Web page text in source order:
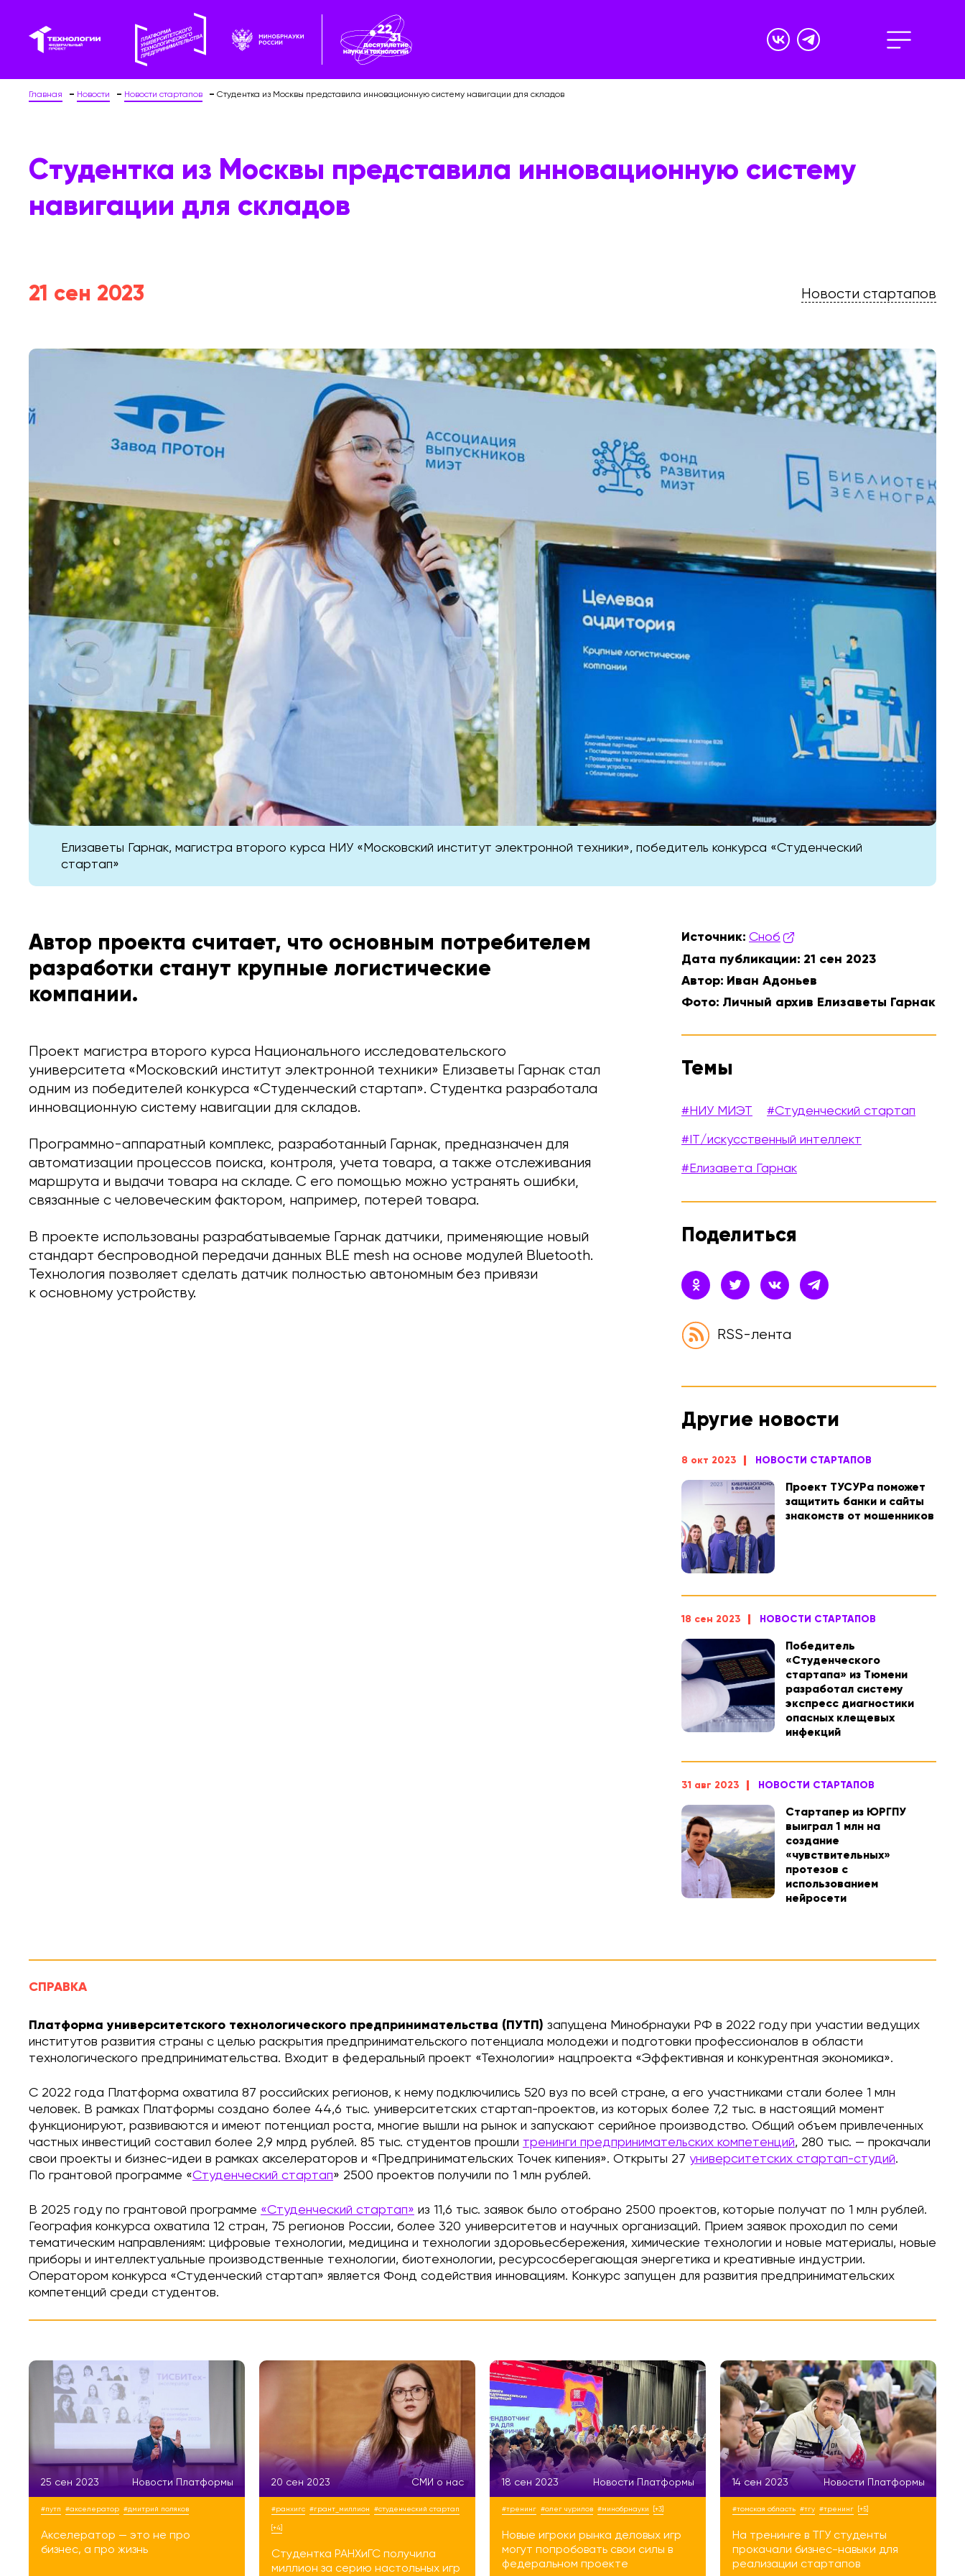
Главная Новости Новости стартапов Студентка из Москвы представила инновационную систему навигации для складов
Студентка из Москвы представила инновационную систему
навигации для складов
21 сен 2023 Новости стартапов
Елизаветы Гарнак, магистра второго курса НИУ «Московский институт электронной техники», победитель конкурса «Студенческий
стартап»
Автор проекта считает, что основным потребителем
разработки станут крупные логистические
компании.
Проект магистра второго курса Национального исследовательского
университета «Московский институт электронной техники» Елизаветы Гарнак стал
одним из победителей конкурса «Студенческий стартап». Студентка разработала
инновационную систему навигации для складов.
Программно-аппаратный комплекс, разработанный Гарнак, предназначен для
автоматизации процессов поиска, контроля, учета товара, а также отслеживания
маршрута и выдачи товара на складе. С его помощью можно устранять ошибки,
связанные с человеческим фактором, например, потерей товара.
В проекте использованы разрабатываемые Гарнак датчики, применяющие новый
стандарт беспроводной передачи данных BLE mesh на основе модулей Bluetooth.
Технология позволяет сделать датчик полностью автономным без привязи
к основному устройству.
Источник: Сноб
Дата публикации: 21 сен 2023
Автор: Иван Адоньев
Фото: Личный архив Елизаветы Гарнак
Темы
#НИУ МИЭТ #Студенческий стартап
#IT/искусственный интеллект
#Елизавета Гарнак
Поделиться
RSS-лента
Другие новости
8 окт 2023 НОВОСТИ СТАРТАПОВ
Проект ТУСУРа поможет
защитить банки и сайты
знакомств от мошенников
18 сен 2023 НОВОСТИ СТАРТАПОВ
Победитель
«Студенческого
стартапа» из Тюмени
разработал систему
экспресс диагностики
опасных клещевых
инфекций
31 авг 2023 НОВОСТИ СТАРТАПОВ
Стартапер из ЮРГПУ
выиграл 1 млн на
создание
«чувствительных»
протезов с
использованием
нейросети
СПРАВКА
Платформа университетского технологического предпринимательства (ПУТП) запущена Минобрнауки РФ в 2022 году при участии ведущих
институтов развития страны с целью раскрытия предпринимательского потенциала молодежи и подготовки профессионалов в области
технологического предпринимательства. Входит в федеральный проект «Технологии» нацпроекта «Эффективная и конкурентная экономика».
С 2022 года Платформа охватила 87 российских регионов, к нему подключились 520 вуз по всей стране, а его участниками стали более 1 млн
человек. В рамках Платформы создано более 44,6 тыс. университетских стартап-проектов, из которых более 7,2 тыс. в настоящий момент
функционируют, развиваются и имеют потенциал роста, многие вышли на рынок и запускают серийное производство. Общий объем привлеченных
частных инвестиций составил более 2,9 млрд рублей. 85 тыс. студентов прошли тренинги предпринимательских компетенций, 280 тыс. — прокачали
свои проекты и бизнес-идеи в рамках акселераторов и «Предпринимательских Точек кипения». Открыты 27 университетских стартап-студий.
По грантовой программе «Студенческий стартап» 2500 проектов получили по 1 млн рублей.
В 2025 году по грантовой программе «Студенческий стартап» из 11,6 тыс. заявок было отобрано 2500 проектов, которые получат по 1 млн рублей.
География конкурса охватила 12 стран, 75 регионов России, более 320 университетов и научных организаций. Прием заявок проходил по семи
тематическим направлениям: цифровые технологии, медицина и технологии здоровьесбережения, химические технологии и новые материалы, новые
приборы и интеллектуальные производственные технологии, биотехнологии, ресурсосберегающая энергетика и креативные индустрии.
Оператором конкурса «Студенческий стартап» является Фонд содействия инновациям. Конкурс запущен для развития предпринимательских
компетенций среди студентов.
25 сен 2023 Новости Платформы
#путп #акселератор #дмитрий поляков
Акселератор — это не про
бизнес, а про жизнь
20 сен 2023 СМИ о нас
#ранхигс #грант_миллион #студенческий стартап
[+4]
Студентка РАНХиГС получила
миллион за серию настольных игр
18 сен 2023 Новости Платформы
#тренинг #олег чурилов #минобрнауки [+3]
Новые игроки рынка деловых игр
могут попробовать свои силы в
федеральном проекте
14 сен 2023 Новости Платформы
#томская область #тгу #тренинг [+5]
На тренинге в ТГУ студенты
прокачали бизнес-навыки для
реализации стартапов